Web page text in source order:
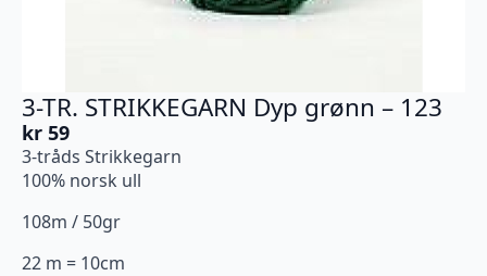
3-TR. STRIKKEGARN Dyp grønn – 123
kr 59
3-tråds Strikkegarn
100% norsk ull
108m / 50gr
22 m = 10cm